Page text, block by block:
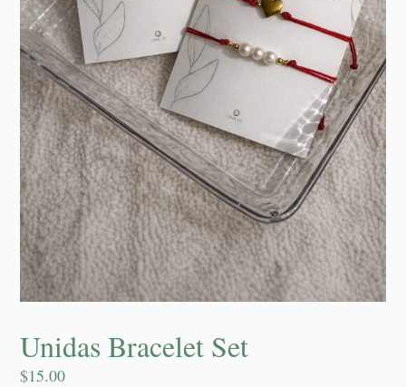
Unidas Bracelet Set
Precio
$15.00